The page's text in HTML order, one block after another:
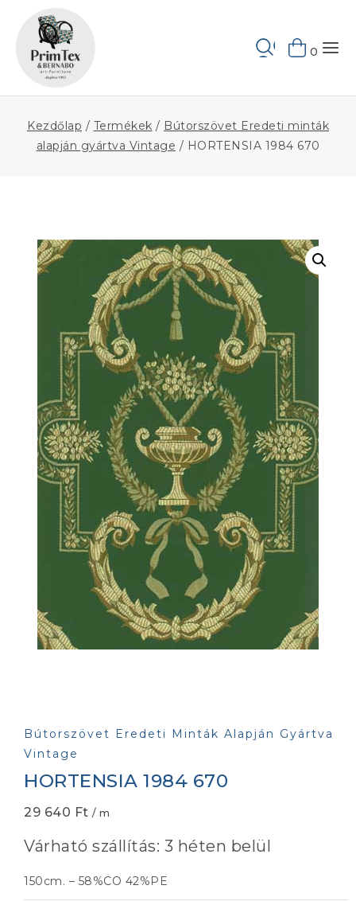
content
0
Kezdőlap / Termékek / Bútorszövet Eredeti minták
alapján gyártva Vintage / HORTENSIA 1984 670
Bútorszövet Eredeti Minták Alapján Gyártva
Vintage
HORTENSIA 1984 670
29 640 Ft / m
Várható szállítás: 3 héten belül
150cm. – 58%CO 42%PE